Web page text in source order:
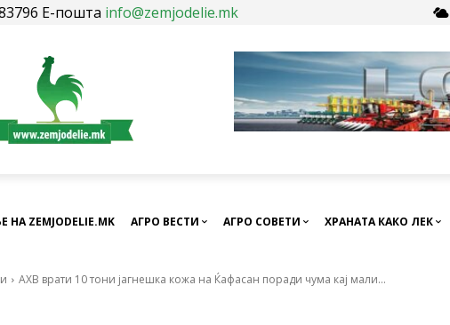
Е-пошта info@zemjodelie.mk
ZEMJODELIE.MK АГРО ВЕСТИ АГРО СОВЕТИ ХРАНАТА КАКО ЛЕК
АХВ врати 10 тони јагнешка кожа на Ќафасан поради чума кај мали...